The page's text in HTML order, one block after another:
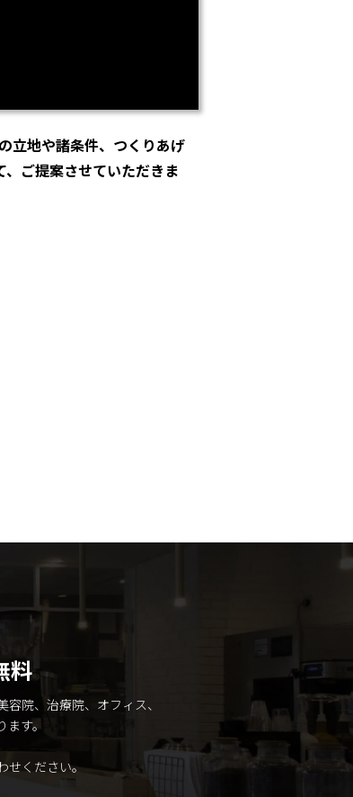
立地や諸条件、つくりあげ
ご提案させていただきま
料
院、治療院、オフィス、
ます。
せください。